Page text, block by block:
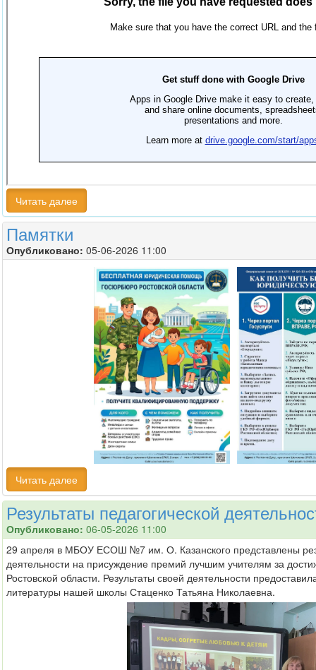
Читать далее
Памятки
Опубликовано: 05-06-2026 11:00
Читать далее
Результаты педагогической
Опубликовано: 06-05-2026 11:00
29 апреля в МБОУ ЕСОШ №7 им. О. Казанского представлены
деятельности на присуждение премий лучшим учителям за
Ростовской области. Результаты своей деятельности
литературы нашей школы Стаценко Татьяна Николаевна.